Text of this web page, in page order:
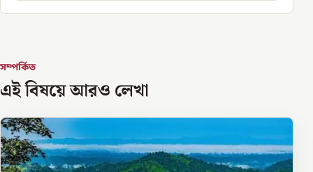
সম্পর্কিত
এই বিষয়ে আরও লেখা